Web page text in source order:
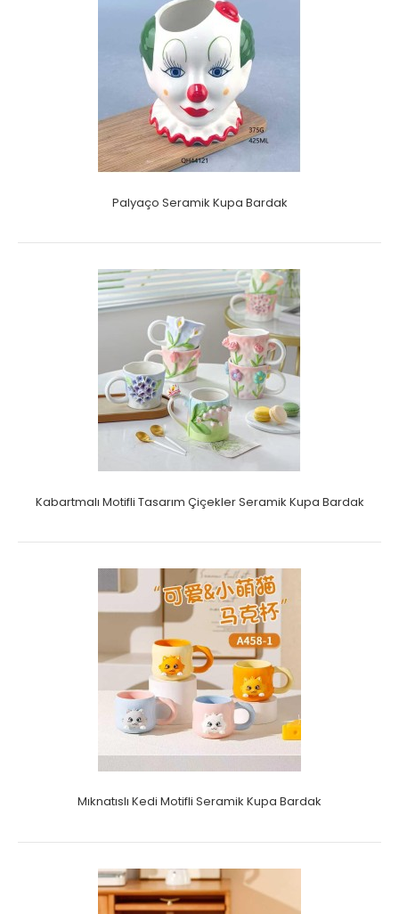
Palyaço Seramik Kupa Bardak
Kabartmalı Motifli Tasarım Çiçekler Seramik Kupa Bardak
Mıknatıslı Kedi Motifli Seramik Kupa Bardak